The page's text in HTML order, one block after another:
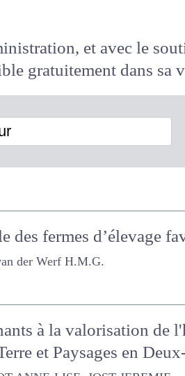
et avec le
gratuitement
des fermes d’élevage
der Werf H.M.G.
à la valorisation de
et Paysages en